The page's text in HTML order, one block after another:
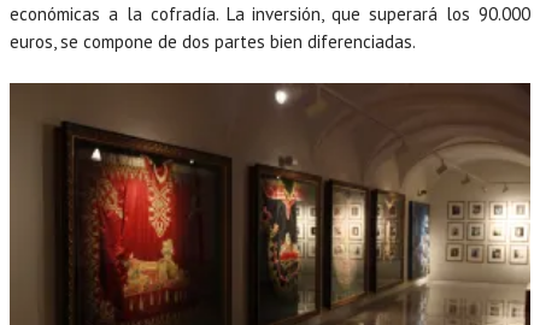
económicas a la cofradía. La inversión, que superará los 90.000
euros, se compone de dos partes bien diferenciadas.